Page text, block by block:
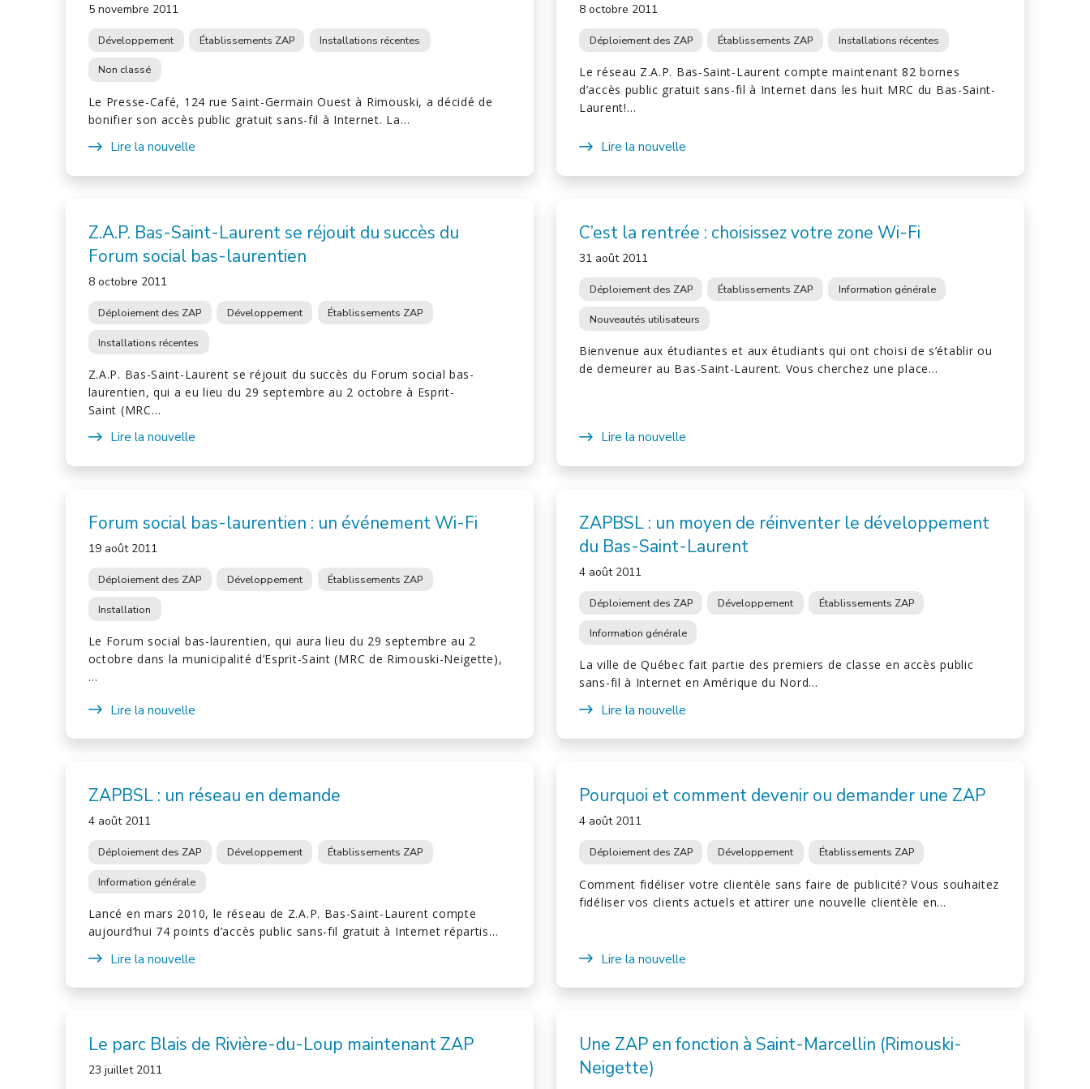
5 novembre 2011
Développement Établissements ZAP Installations récentes
Non classé
Le Presse-Café, 124 rue Saint-Germain Ouest à Rimouski, a décidé de
bonifier son accès public gratuit sans-fil à Internet. La…
Lire la nouvelle
8 octobre 2011
Déploiement des ZAP Établissements ZAP Installations récentes
Le réseau Z.A.P. Bas-Saint-Laurent compte maintenant 82 bornes
d’accès public gratuit sans-fil à Internet dans les huit MRC du Bas-Saint-
Laurent!…
Lire la nouvelle
Z.A.P. Bas-Saint-Laurent se réjouit du succès du
Forum social bas-laurentien
8 octobre 2011
Déploiement des ZAP Développement Établissements ZAP
Installations récentes
Z.A.P. Bas-Saint-Laurent se réjouit du succès du Forum social bas-
laurentien, qui a eu lieu du 29 septembre au 2 octobre à Esprit-
Saint (MRC…
Lire la nouvelle
C’est la rentrée : choisissez votre zone Wi-Fi
31 août 2011
Déploiement des ZAP Établissements ZAP Information générale
Nouveautés utilisateurs
Bienvenue aux étudiantes et aux étudiants qui ont choisi de s’établir ou
de demeurer au Bas-Saint-Laurent. Vous cherchez une place…
Lire la nouvelle
Forum social bas-laurentien : un événement Wi-Fi
19 août 2011
Déploiement des ZAP Développement Établissements ZAP
Installation
Le Forum social bas-laurentien, qui aura lieu du 29 septembre au 2
octobre dans la municipalité d’Esprit-Saint (MRC de Rimouski-Neigette),
…
Lire la nouvelle
ZAPBSL : un moyen de réinventer le développement
du Bas-Saint-Laurent
4 août 2011
Déploiement des ZAP Développement Établissements ZAP
Information générale
La ville de Québec fait partie des premiers de classe en accès public
sans-fil à Internet en Amérique du Nord…
Lire la nouvelle
ZAPBSL : un réseau en demande
4 août 2011
Déploiement des ZAP Développement Établissements ZAP
Information générale
Lancé en mars 2010, le réseau de Z.A.P. Bas-Saint-Laurent compte
aujourd’hui 74 points d’accès public sans-fil gratuit à Internet répartis…
Lire la nouvelle
Pourquoi et comment devenir ou demander une ZAP
4 août 2011
Déploiement des ZAP Développement Établissements ZAP
Comment fidéliser votre clientèle sans faire de publicité? Vous souhaitez
fidéliser vos clients actuels et attirer une nouvelle clientèle en…
Lire la nouvelle
Le parc Blais de Rivière-du-Loup maintenant ZAP
23 juillet 2011
Une ZAP en fonction à Saint-Marcellin (Rimouski-
Neigette)